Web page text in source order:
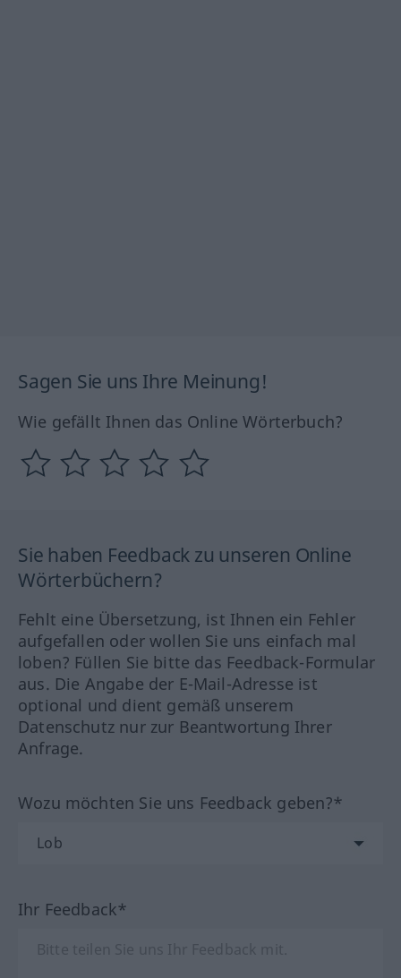
Sagen Sie uns Ihre Meinung!
Wie gefällt Ihnen das Online Wörterbuch?
Sie haben Feedback zu unseren Online
Wörterbüchern?
Fehlt eine Übersetzung, ist Ihnen ein Fehler
aufgefallen oder wollen Sie uns einfach mal
loben? Füllen Sie bitte das Feedback-Formular
aus. Die Angabe der E-Mail-Adresse ist
optional und dient gemäß unserem
Datenschutz nur zur Beantwortung Ihrer
Anfrage.
Wozu möchten Sie uns Feedback geben?*
Ihr Feedback*